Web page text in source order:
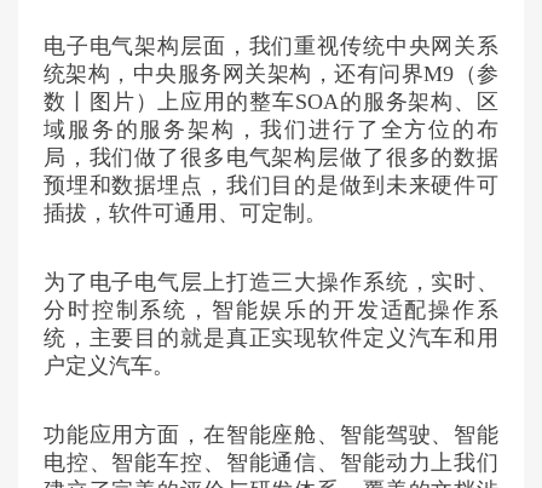
电子电气架构层面，我们重视传统中央网关系
统架构，中央服务网关架构，还有问界M9 （参
数
图片 ）上应用的整车SOA的服务架构、区
域服务的服务架构，我们进行了全方位的布
局，我们做了很多电气架构层做了很多的数据
预埋和数据埋点，我们目的是做到未来硬件可
插拔，软件可通用、可定制。
为了电子电气层上打造三大操作系统，实时、
分时控制系统，智能娱乐的开发适配操作系
统，主要目的就是真正实现软件定义汽车和用
户定义汽车。
功能应用方面，在智能座舱、智能驾驶、智能
电控、智能车控、智能通信、智能动力上我们